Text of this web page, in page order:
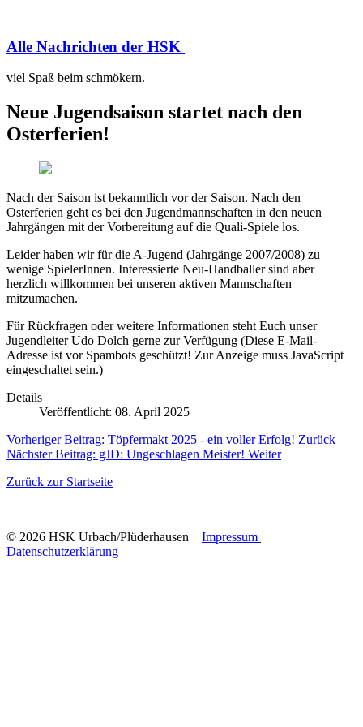
Alle Nachrichten der HSK
viel Spaß beim schmökern.
Neue Jugendsaison startet nach den
Osterferien!
Nach der Saison ist bekanntlich vor der Saison. Nach den
Osterferien geht es bei den Jugendmannschaften in den neuen
Jahrgängen mit der Vorbereitung auf die Quali-Spiele los.
Leider haben wir für die A-Jugend (Jahrgänge 2007/2008) zu
wenige SpielerInnen. Interessierte Neu-Handballer sind aber
herzlich willkommen bei unseren aktiven Mannschaften
mitzumachen.
Für Rückfragen oder weitere Informationen steht Euch unser
Jugendleiter Udo Dolch gerne zur Verfügung (Diese E-Mail-
Adresse ist vor Spambots geschützt! Zur Anzeige muss JavaScript
eingeschaltet sein.)
Details
Veröffentlicht: 08. April 2025
Vorheriger Beitrag: Töpfermakt 2025 - ein voller Erfolg! Zurück
Nächster Beitrag: gJD: Ungeschlagen Meister! Weiter
Zurück zur Startseite
© 2026 HSK Urbach/Plüderhausen Impressum
Datenschutzerklärung